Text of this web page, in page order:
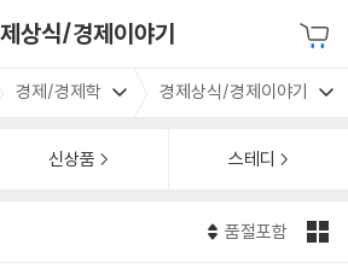
상식/경제이야기
경제/경제학 경제상식/경제이야기
신상품 스테디
품절포함